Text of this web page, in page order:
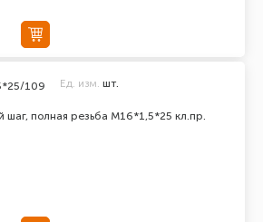
шаг, полная резьба M16*1,5*25 кл.пр.
109 Ед. изм. шт.